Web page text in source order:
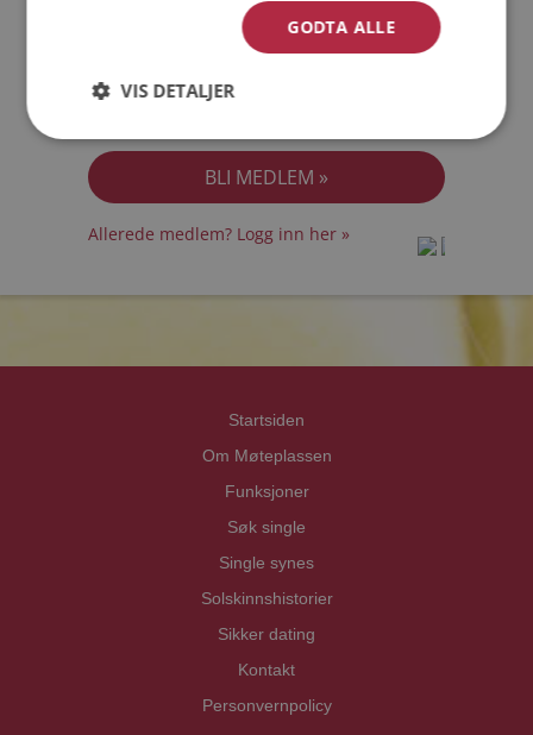
Jeg akseptererMedlemsvilkårene
Allerede medlem? Logg inn her »
Startsiden
Om Møteplassen
Funksjoner
Søk single
Single synes
Solskinnshistorier
Sikker dating
Kontakt
Personvernpolicy
GODTA ALLE
VIS DETALJER